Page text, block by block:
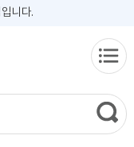
니다.